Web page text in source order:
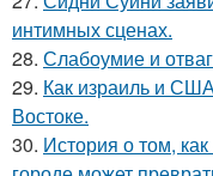
интимных сценах.
28. Слабоумие и
29. Как израиль и
Востоке.
30. История о том,